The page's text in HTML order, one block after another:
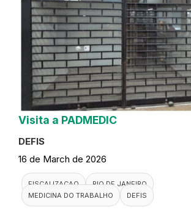
Visita a PADMEDIC
DEFIS
16 de March de 2026
FISCALIZACAO
RIO DE JANEIRO
MEDICINA DO TRABALHO
DEFIS